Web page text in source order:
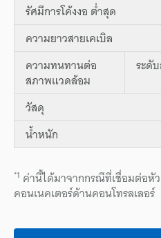
รัศมีการโค้งงอ ต่ำสุด
ความยาวสายเคเบิล
ความทนทานต่อ
สภาพแวดล้อม
ระดั
วัสดุ
น้ำหนัก
*1 ค่านี้ได้มาจากกรณีที่เชื่อมต่อหัว
คอนเนคเตอร์ด้านคอนโทรลเลอร์